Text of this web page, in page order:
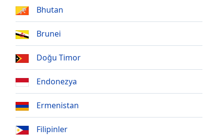
Remaining
Time-
Playback
Rate
Chapters
Chapters
Descriptions
Bhutan
Brunei
Doğu Timor
Endonezya
Ermenistan
Filipinler